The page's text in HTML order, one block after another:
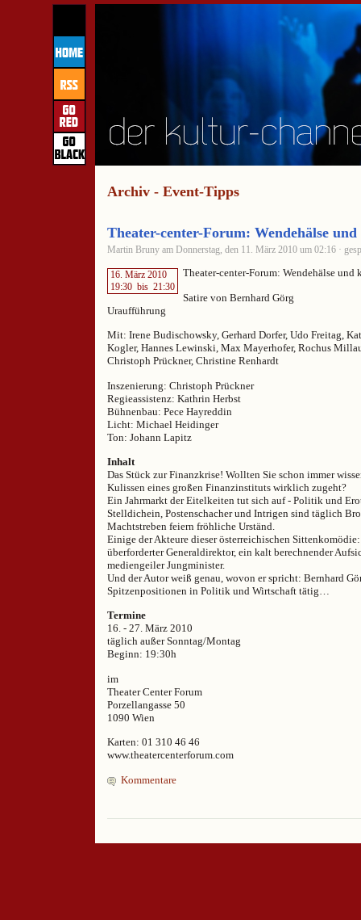
Archiv - Event-Tipps
Theater-center-Forum: Wendehälse
Martin Bruny am Donnerstag, den 11. März 2010 um 02:16 ·
16. März 2010
19:30 bis 21:30
Theater-center-Forum: Wendehälse und
Satire von Bernhard Görg
Uraufführung
Mit: Irene Budischowsky, Gerhard Dorfer, Udo Freitag,
Kogler, Hannes Lewinski, Max Mayerhofer, Rochus
Christoph Prückner, Christine Renhardt
Inszenierung: Christoph Prückner
Regieassistenz: Kathrin Herbst
Bühnenbau: Pece Hayreddin
Licht: Michael Heidinger
Ton: Johann Lapitz
Inhalt
Das Stück zur Finanzkrise! Wollten Sie schon immer
Kulissen eines großen Finanzinstituts wirklich zugeht?
Ein Jahrmarkt der Eitelkeiten tut sich auf - Politik und
Stelldichein, Postenschacher und Intrigen sind täglich
Machtstreben feiern fröhliche Urständ.
Einige der Akteure dieser österreichischen
überforderter Generaldirektor, ein kalt berechnender
mediengeiler Jungminister.
Und der Autor weiß genau, wovon er spricht: Bernhard
Spitzenpositionen in Politik und Wirtschaft tätig…
Termine
16. - 27. März 2010
täglich außer Sonntag/Montag
Beginn: 19:30h
im
Theater Center Forum
Porzellangasse 50
1090 Wien
Karten: 01 310 46 46
www.theatercenterforum.com
Kommentare